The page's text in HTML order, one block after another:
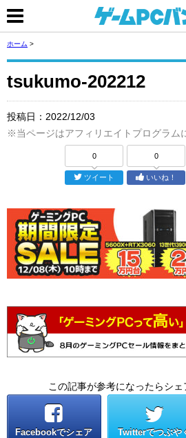
ホーム >
tsukumo-202212
投稿日： 2022/12/03
※当ページはアフィリエイトプログラム
0
ツイート
0
いいね！
この記事が参考になったらシェ
Facebookでシェア Twitterでつぶや